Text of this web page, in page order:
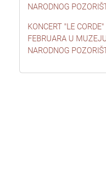
NARODNOG
KONCERT "LE
FEBRUARA U
NARODNOG